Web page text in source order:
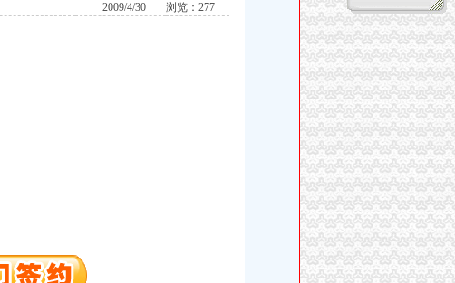
2009/4/30 浏览：277